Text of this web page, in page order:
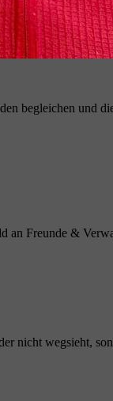
begleichen
an Freunde &
nicht wegsieht,